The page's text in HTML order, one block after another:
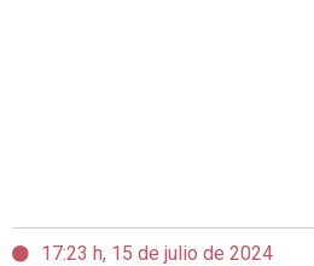
17:23 h, 15 de julio de 2024